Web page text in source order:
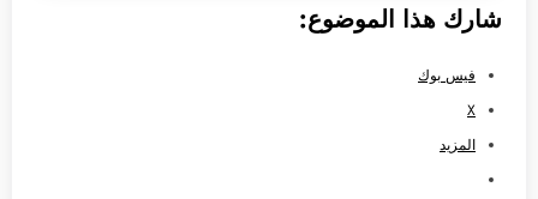
شارك هذا الموضوع:
فيس بوك
X
المزيد